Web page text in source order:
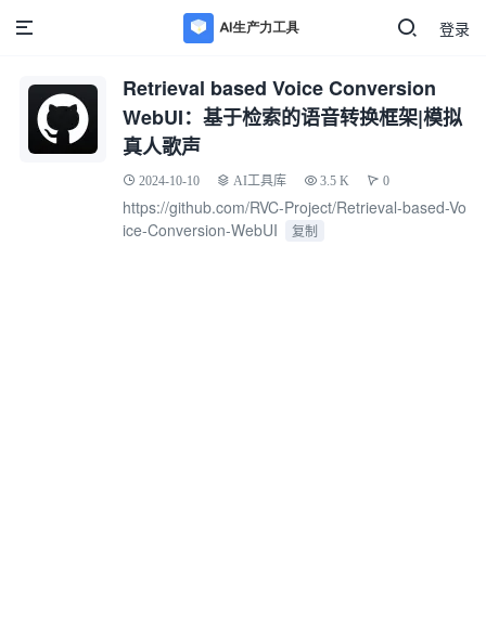
登录
Retrieval based Voice Conversion
WebUI：基于检索的语音转换框架|模拟
真人歌声
2024-10-10 AI工具库 3.5 K 0
https://github.com/RVC-Project/Retrieval-based-Vo
ice-Conversion-WebUI
复制